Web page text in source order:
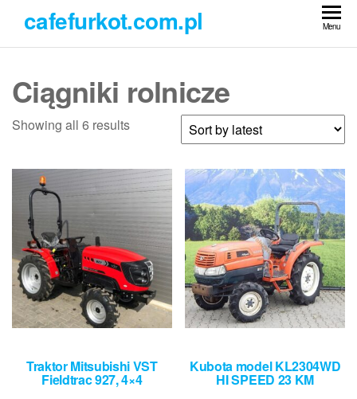
treści
cafefurkot.com.pl Menu
Ciągniki rolnicze
Showing all 6 results
Traktor Mitsubishi VST
Fieldtrac 927, 4×4
Kubota model KL2304WD
HI SPEED 23 KM